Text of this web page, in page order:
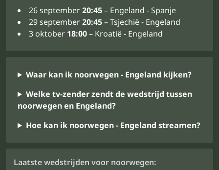
26 september20:45– Engeland - Spanje
29 september20:45– Tsjechië - Engeland
3 oktober 18:00– Kroatië - Engeland
Waar kan ik noorwegen - Engeland kijken?
Welke tv-zender zendt de wedstrijd tussen
noorwegen en Engeland?
Hoe kan ik noorwegen - Engeland streamen?
Laatste wedstrijden voor noorwegen: